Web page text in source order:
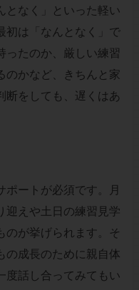
となく」といった軽い
初は「なんとなく」で
ったのか、厳しい練習
のかなど、きちんと家
断をしても、遅くはあ
ポートが必須です。月
迎えや土日の練習見学
のが挙げられます。そ
の成長のために親自体
度話し合ってみてもい